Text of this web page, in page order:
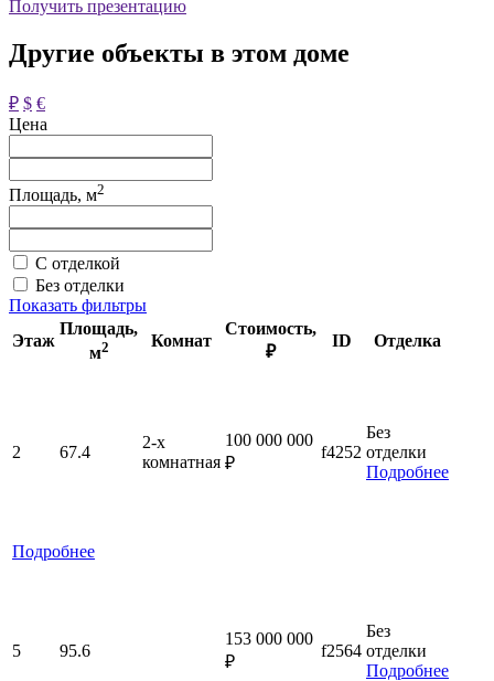
Получить презентацию
Другие объекты в этом доме
₽ $ €
Цена
Площадь, м2
С отделкой
Без отделки
Показать фильтры
Этаж
Площадь,
м2 Комнат
Стоимость,
₽
ID Отделка
2 67.4
2-x
комнатная
100 000 000
₽
f4252
Без
отделки
Подробнее
Подробнее
5 95.6
153 000 000
₽
f2564
Без
отделки
Подробнее